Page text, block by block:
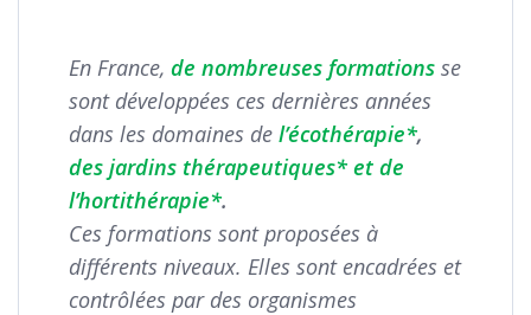
En France, de nombreuses formations se
sont développées ces dernières années
dans les domaines de l’écothérapie*,
des jardins thérapeutiques* et de
l’hortithérapie*.
Ces formations sont proposées à
différents niveaux. Elles sont encadrées et
contrôlées par des organismes